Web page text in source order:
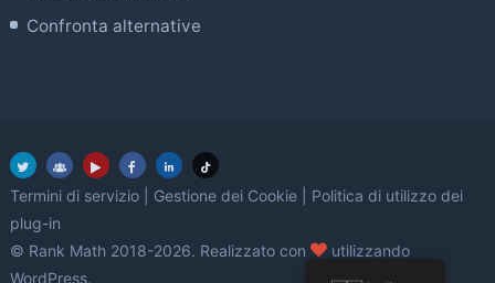
Confronta alternative
Termini di servizio Gestione dei Cookie
Politica di utilizzo dei
plug-in
© Rank Math 2018-2026. Realizzato con
amore
utilizzando
WordPress.